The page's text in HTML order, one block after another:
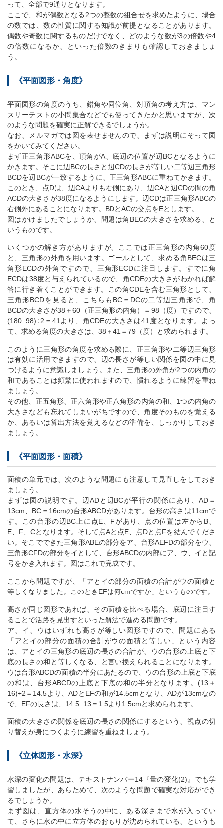
って、全部で9通りとなります。
ここで、和が偶数となる2つの整数の組合せを求めたように、場合
の数では、数の性質に関する知識が前提となることがあります。
偶数や奇数に関するものだけでなく、どのような数が3の倍数や4
の倍数になるか、といった倍数のきまりも確認しておきましょ
う。
《平面図形・角度》
平面図形の角度のうち、錯角や同位角、対頂角の考え方は、マン
スリーテストの小問集合などでも使ってきたかと思いますが、次
のような問題を確実に正解できるでしょうか。
なお、メルマガでは図を表せませんので、まずは説明にそって図
をかいてみてください。
まず正三角形ABCを、頂角がA、底辺の位置が辺BCとなるように
かきます。そこに辺BCの長さと辺CDの長さが等しい二等辺三角形
BCDを辺BCが一致するように、正三角形ABCに重ねてかきます。
このとき、点Dは、辺CAよりも右側にあり、辺CAと辺CDの間の角
ACDの大きさが38度になるようにします。辺CDは正三角形ABCの
右側外にあることになります。BDとACの交点をEとします。
図はかけましたでしょうか、問題は角BECの大きさを求める、と
いうものです。
いくつかの解き方がありますが、ここでは正三角形の内角60度
と、三角形の外角を用います。ゴールとして、求める角BECは三
角形ECDの外角ですので、三角形ECDに注目します。すでに角
ECDは38度と与えられているので、角CDEの大きさがわかれば解
答に行き着くことができます。この角CDEを含む三角形として、
三角形BCDを見ると、こちらもBC＝DCの二等辺三角形で、角
BCDの大きさが38＋60（正三角形の内角）＝98（度）ですので、
(180−98)÷2＝41より、角CDEの大きさは41度となります。よっ
て、求める角度の大きさは、38＋41＝79（度）と求められます。
このように三角形の角度を求める際に、正三角形や二等辺三角形
は有効に活用できますので、辺の長さが等しい関係を図の中に見
つけるように意識しましょう。また、三角形の外角が2つの内角の
和であることは頻繁に使われますので、慣れるように練習を重ね
ましょう。
その他、正五角形、正六角形や正八角形の内角の和、1つの内角の
大きさなども忘れてしまいがちですので、角度そのものを覚える
か、あるいは算出方法を覚えるなどの準備を、しっかりしておき
ましょう。
《平面図形・面積》
面積の単元では、次のような問題にも注意して見直しをしておき
ましょう。
まずは図の説明です。辺ADと辺BCが平行の関係にあり、AD＝
13cm、BC＝16cmの台形ABCDがあります。台形の高さは11cmで
す。この台形の辺BC上に点E、Fがあり、点の位置は左からB、
E、F、Cとなります。そして点Aと点E、点Dと点Fを結んでくださ
い。そこでできた三角形ABEの部分をア、台形AEFDの部分をウ、
三角形CFDの部分をイとして、台形ABCDの内部にア、ウ、イと記
号をかき入れます。図はこれで完成です。
ここから問題ですが、「アとイの部分の面積の合計がウの面積と
等しくなりました。このときEFは何cmですか」というものです。
高さが同じ図形であれば、その面積を比べる場合、底辺に注目す
ることで活路を見出すといった解法で進める問題です。
ア、イ、ウはいずれも高さが等しい図形ですので、問題にある
「アとイの部分の面積の合計がウの面積と等しい」という内容
は、アとイの三角形の底辺の長さの合計が、ウの台形の上底と下
底の長さの和と等しくなる、と言い換えられることになります。
ウは台形ABCDの面積の半分にあたるので、ウの台形の上底と下底
の和は、台形ABCDの上底と下底の和の半分となります。(13＋
16)÷2＝14.5より、ADとEFの和が14.5cmとなり、ADが13cmなの
で、EFの長さは、14.5−13＝1.5より1.5cmと求められます。
面積の大きさの関係を底辺の長さの関係にするという、視点の切
り替えが身につくように練習を重ねましょう。
《立体図形・水深》
水深の変化の問題は、テキストナンバー14『量の変化(2)』でも学
習しましたが、あらためて、次のような問題で確実な対応ができ
るでしょうか。
まず図は、直方体の水そうの中に、ある深さまで水が入ってい
て、さらに水の中に立方体のおもりが沈められている、というも